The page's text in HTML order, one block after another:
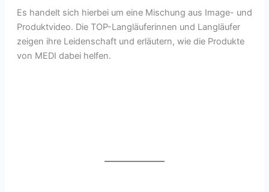
Es handelt sich hierbei um eine Mischung aus Image- und
Produktvideo. Die TOP-Langläuferinnen und Langläufer
zeigen ihre Leidenschaft und erläutern, wie die Produkte
von MEDI dabei helfen.